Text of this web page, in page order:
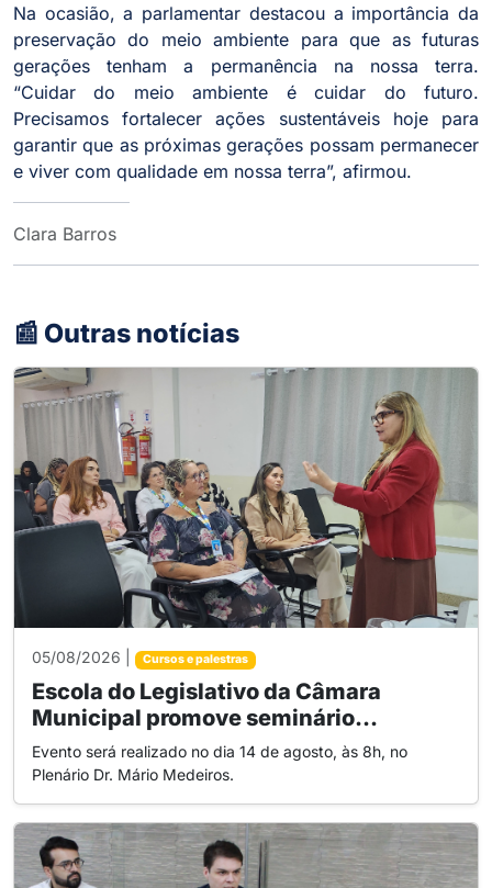
Na ocasião, a parlamentar destacou a importância da
preservação do meio ambiente para que as futuras
gerações tenham a permanência na nossa terra.
“Cuidar do meio ambiente é cuidar do futuro.
Precisamos fortalecer ações sustentáveis hoje para
garantir que as próximas gerações possam permanecer
e viver com qualidade em nossa terra”, afirmou.
Clara Barros
📰 Outras notícias
05/08/2026 | Cursos e palestras
Escola do Legislativo da Câmara
Municipal promove seminário...
Evento será realizado no dia 14 de agosto, às 8h, no
Plenário Dr. Mário Medeiros.